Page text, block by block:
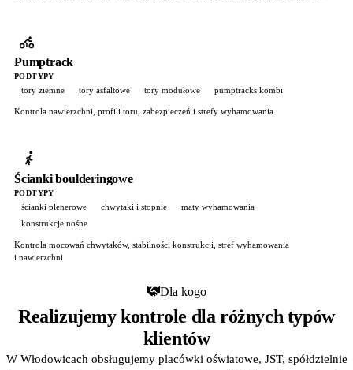
Pumptrack
PODTYPY
tory ziemne tory asfaltowe tory modułowe pumptracks kombi
Kontrola nawierzchni, profili toru, zabezpieczeń i strefy wyhamowania
Ścianki boulderingowe
PODTYPY
ścianki plenerowe chwytaki i stopnie
maty wyhamowania
konstrukcje nośne
Kontrola mocowań chwytaków, stabilności konstrukcji, stref wyhamowania
i nawierzchni
Dla kogo
Realizujemy kontrole dla różnych typów
klientów
W Włodowicach obsługujemy placówki oświatowe, JST, spółdzielnie